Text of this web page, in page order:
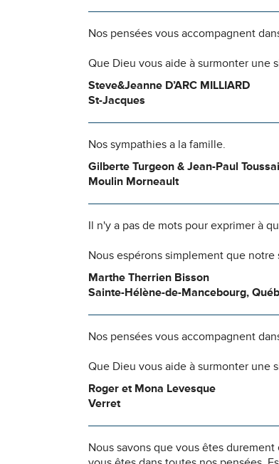
Nos pensées vous accompagnent
Que Dieu vous aide à surmonter une
Steve&Jeanne D’ARC MILLIARD
St-Jacques
Nos sympathies a la famille.
Gilberte Turgeon & Jean-Paul
Moulin Morneault
Il n'y a pas de mots pour exprimer à
Nous espérons simplement que
Marthe Therrien Bisson
Sainte-Hélène-de-Mancebourg,
Nos pensées vous accompagnent
Que Dieu vous aide à surmonter une
Roger et Mona Levesque
Verret
Nous savons que vous êtes